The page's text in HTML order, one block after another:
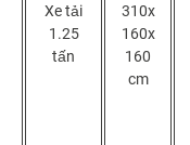
Xe tải
1.25
tấn
310x
160x
160
cm